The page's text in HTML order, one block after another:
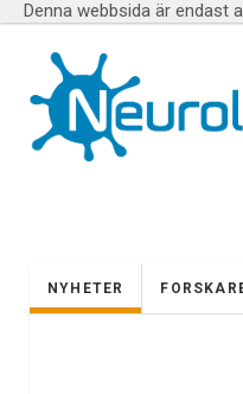
Denna webbsida är endast
NYHETER